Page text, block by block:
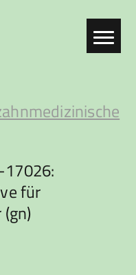
17026:
für